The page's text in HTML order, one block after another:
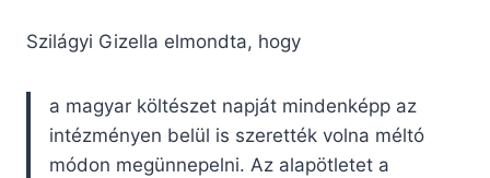
Szilágyi Gizella elmondta, hogy
a magyar költészet napját mindenképp az
intézményen belül is szerették volna méltó
módon megünnepelni. Az alapötletet a